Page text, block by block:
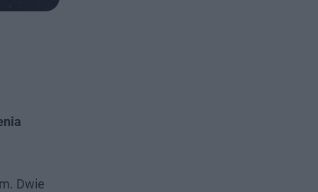
Dwie